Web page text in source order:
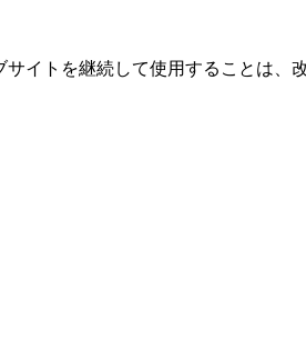
イトを継続して使用することは、